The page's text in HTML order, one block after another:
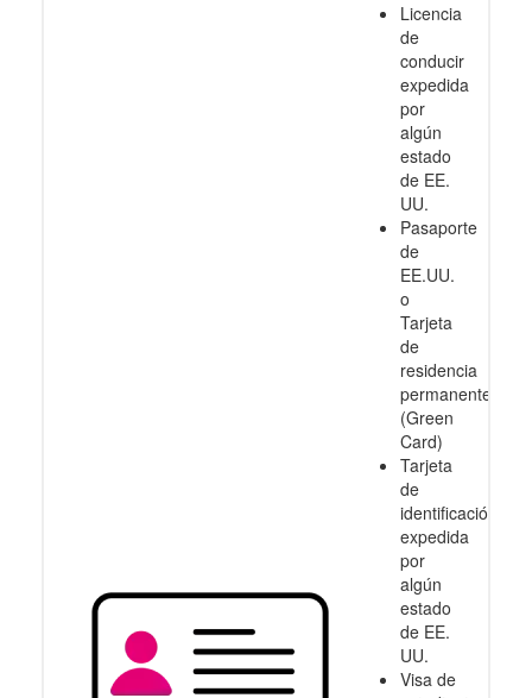
Licencia
de
conducir
expedida
por
algún
estado
de EE.
UU.
Pasaporte
de
EE.UU.
o
Tarjeta
de
residencia
permanente
(Green
Card)
Tarjeta
de
identificación
expedida
por
algún
estado
de EE.
UU.
Visa de